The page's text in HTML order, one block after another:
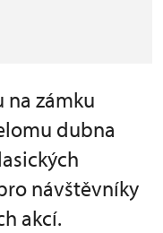
na zámku
dubna
návštěvníky
akcí.